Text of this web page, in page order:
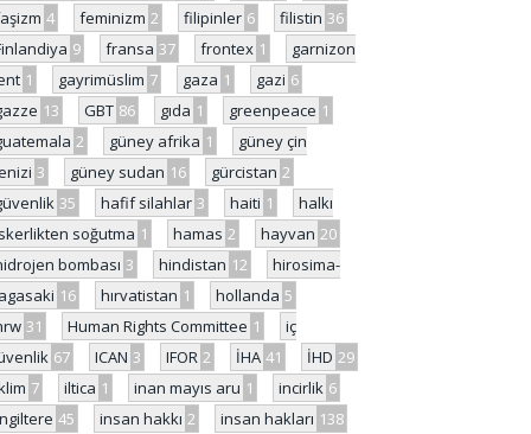
4 feminizm 2 filipinler 6 filistin 36
9 fransa 37 frontex 1
garnizon
1 gayrimüslim 7 gaza 1 gazi 6
13 GBT 86 gıda 1 greenpeace 1
2 güney afrika 1
güney çin
3 güney sudan 16 gürcistan 2
35 hafif silahlar 3 haiti 1
halkı
soğutma 1 hamas 2 hayvan 20
bombası 3 hindistan 12
hirosima-
16 hırvatistan 1 hollanda 5
31 Human Rights Committee 1
iç
67 ICAN 3 IFOR 2 İHA 41 İHD 29
7 iltica 1 inan mayıs aru 1 incirlik 6
45 insan hakkı 2 insan hakları 138